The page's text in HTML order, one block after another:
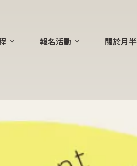
報名活動 關於月半